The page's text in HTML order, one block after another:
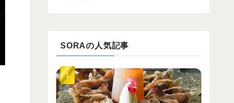
SORAの人気記事